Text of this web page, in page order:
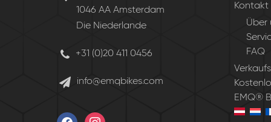
1046 AA Amsterdam
Die Niederlande
+31 (0)20 411 0456
info@emqbikes.com
facebookinstagram
Kontakt
Über
FAQ
EMQ®